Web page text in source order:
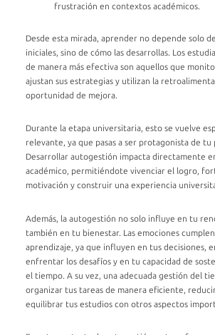
frustración en contextos académicos.
Desde esta mirada, aprender no depende solo
iniciales, sino de cómo las desarrollas. Los
de manera más efectiva son aquellos que
ajustan sus estrategias y utilizan la
oportunidad de mejora.
Durante la etapa universitaria, esto se vuelve
relevante, ya que pasas a ser protagonista de tu
Desarrollar autogestión impacta directamente
académico, permitiéndote vivenciar el logro,
motivación y construir una experiencia
Además, la autogestión no solo influye en tu
también en tu bienestar. Las emociones
aprendizaje, ya que influyen en tus decisiones,
enfrentar los desafíos y en tu capacidad de
el tiempo. A su vez, una adecuada gestión del
organizar tus tareas de manera eficiente,
equilibrar tus estudios con otros aspectos